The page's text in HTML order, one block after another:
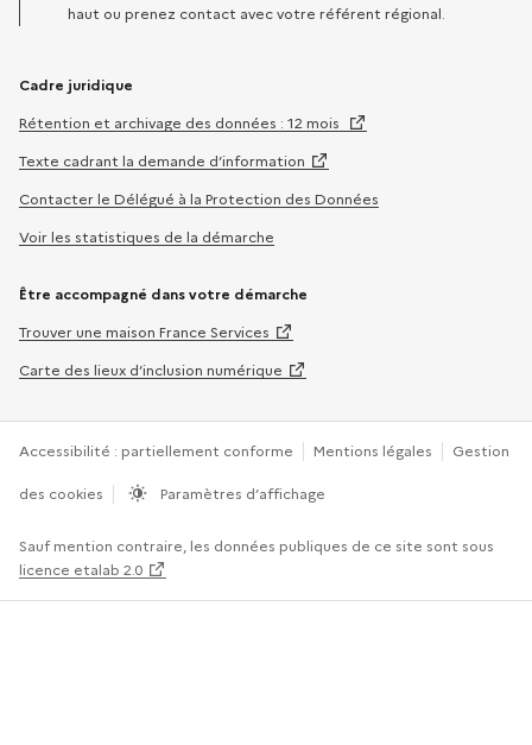
Horaires :
haut ou prenez contact avec votre référent régional.
Cadre juridique
Rétention et archivage des données : 12 mois
Texte cadrant la demande d’information
Contacter le Délégué à la Protection des Données
Voir les statistiques de la démarche
Être accompagné dans votre démarche
Trouver une maison France Services
Carte des lieux d’inclusion numérique
Accessibilité : partiellement conforme Mentions légales Gestion
des cookies Paramètres d’affichage
Sauf mention contraire, les données publiques de ce site sont sous
licence etalab 2.0